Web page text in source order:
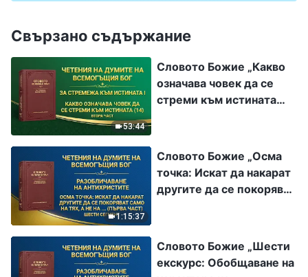
Свързано съдържание
53:44
Словото Божие „Какво
означава човек да се
стреми към истината
1:15:37
Словото Божие „Осма
точка: Искат да накарат
другите да се покоряват
(първа част)“ Шести
сегмент
Словото Божие „Шести
екскурс: Обобщаване на